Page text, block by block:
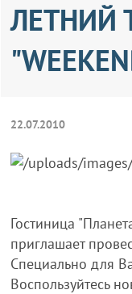
ЛЕТНИЙ
22.07.2010
Гостиница
приглашает
Специально для
Воспользуйтесь